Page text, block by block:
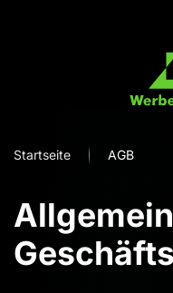
Zum Hauptinhalt
Startseite AGB